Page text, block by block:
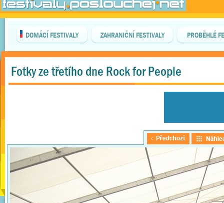
DOMÁCÍ FESTIVALY ZAHRANIČNÍ FESTIVALY PROBĚHLÉ
Fotky ze třetího dne Rock for People